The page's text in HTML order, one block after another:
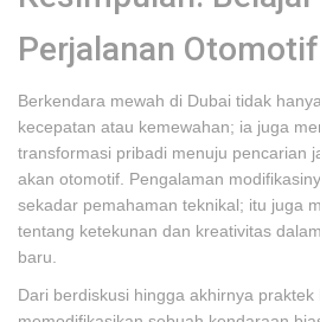
Perjalanan
Berkendara mewah di Dubai tidak
kecepatan atau kemewahan; ia juga
transformasi pribadi menuju pencarian
akan otomotif. Pengalaman
sekadar pemahaman teknikal; itu juga
tentang ketekunan dan kreativitas
baru.
Dari berdiskusi hingga akhirnya praktek